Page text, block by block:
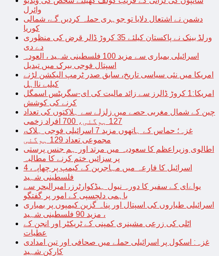
وائرل
دشمن نے اشتعال دلایا تو جوہری حملہ کردیں گے، شمالی
کوریا
ورلڈ بینک نے پاکستان کیلئے 35 کروڑ ڈالر قرض کی منظوری
دے دی
اسرائیلی بمباری سے مزید 100 فلسطینی شہید ، العودہ
اسپتال فوجی بیرک میں تبدیل
امریکا میں نئی سیاسی تاریخ، سابق صدر ٹرمپ الیکشن لڑنے
کیلیے نااہل
امریکا:1 کروڑ ڈالرز سے زائد مالیت کی ای-سگریٹس اسمگل
کرنے کی کوشش
چین کے شمال مغربی حصے میں زلزلے سے ہلاکتوں کی تعداد
127 ہوگئی، 700 افراد زخمی
غزہ؛ حماس کے ہاتھوں مزید 7 اسرائیلی فوجی ہلاک،
مجموعی تعداد 129 ہوگئی
اطالوی وزیراعظم کا سعودیہ میں مرتد اور ہم جنس پرستی
پر سزائیں ختم کرنے کا مطالبہ
اسرائیل کا فارعہ میں مہاجرین کے کیمپ پر چھاپہ، 4
فلسطینی شہید
یواےای کے سفیر کا دورہ نیول ہیڈکوارٹرز، امیرالبحر سے
باہمی دلچسپی کے امور پر گفتگو
اسرائیلی طیاروں کی اسپتال اور پناہ گزین کیمپوں پر بمباری
، مزید 90 فلسطینی شہید
اٹلی کی زرعی مشینری کمپنی کے ٹریکٹر اور انجن کے
عطیات
غزہ: اسکول پر اسرائیلی حملے میں صحافی اور تین امدادی
کارکن شہید